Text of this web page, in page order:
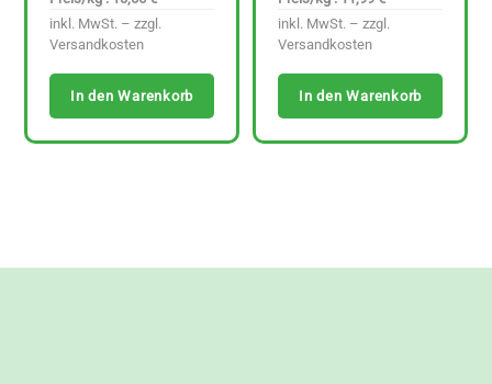
inkl. MwSt. – zzgl.
Versandkosten
In den Warenkorb
inkl. MwSt. – zzgl.
Versandkosten
In den Warenkorb